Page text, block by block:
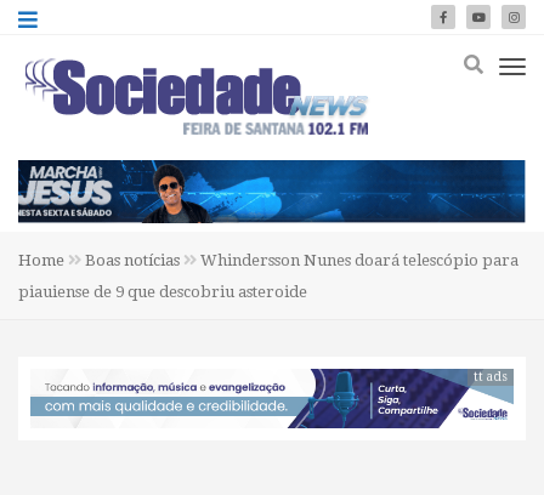
Home Boas notícias
Whindersson Nunes doará telescópio para
piauiense de 9 que descobriu asteroide
tt ads